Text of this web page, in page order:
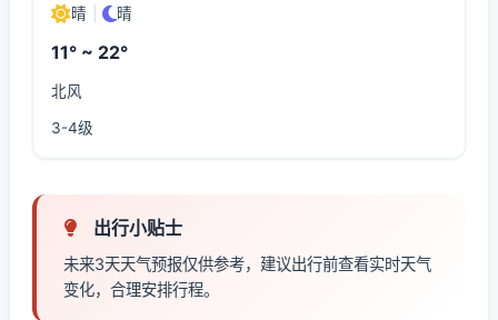
晴 晴
11° ~ 22°
北风
3-4级
出行小贴士
未来3天天气预报仅供参考，建议出行前查看实时天气
变化，合理安排行程。